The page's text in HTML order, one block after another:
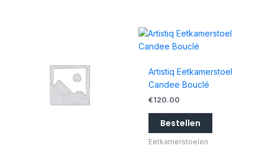
Artistiq Eetkamerstoel
Candee Bouclé
€120.00
Bestellen
Eetkamerstoelen